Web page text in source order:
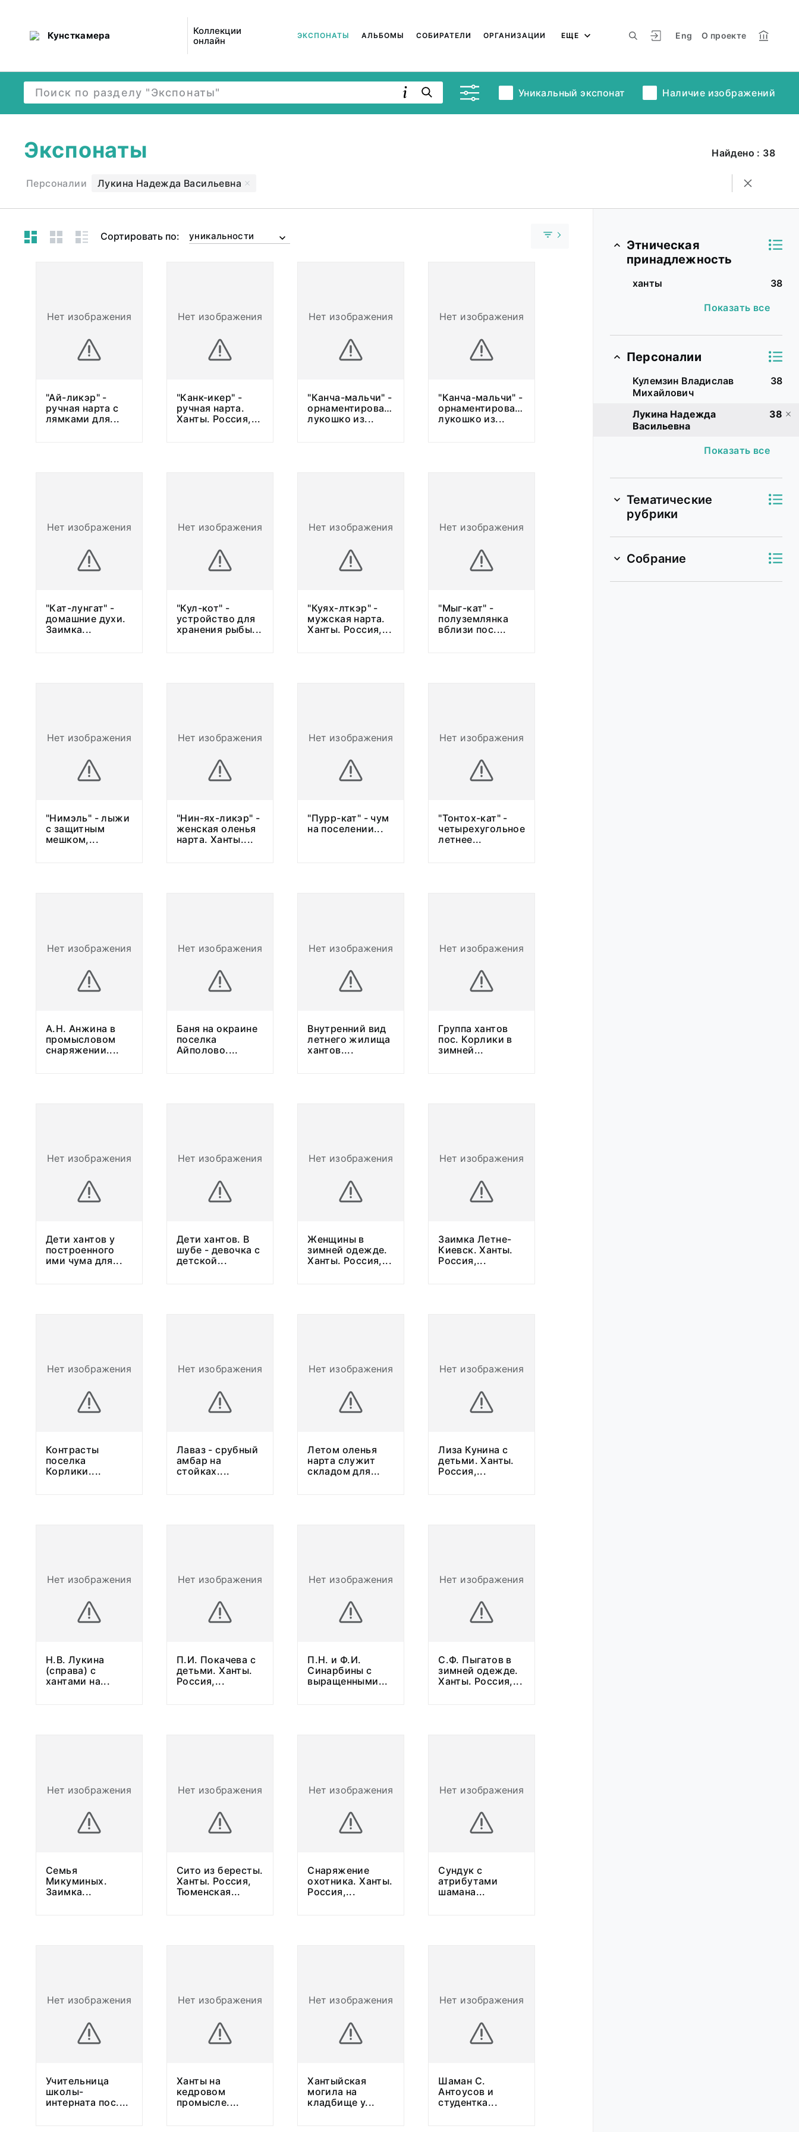
Кунсткамера
Коллекции
онлайн
Eng О проекте
ЭКСПОНАТЫ АЛЬБОМЫ СОБИРАТЕЛИ ОРГАНИЗАЦИИ ЕЩЕ
Уникальный экспонат Наличие изображений
Экспонаты Найдено : 38
Персоналии Лукина Надежда Васильевна
Сортировать по: уникальности
Нет изображения
"Ай-ликэр" -
ручная нарта с
лямками для...
Нет изображения
"Канк-икер" -
ручная нарта.
Ханты. Россия,...
Нет изображения
"Канча-мальчи" -
орнаментированное
лукошко из...
Нет изображения
"Канча-мальчи" -
орнаментированное
лукошко из...
Нет изображения
"Кат-лунгат" -
домашние духи.
Заимка...
Нет изображения
"Кул-кот" -
устройство для
хранения рыбы...
Нет изображения
"Куях-лткэр" -
мужская нарта.
Ханты. Россия,...
Нет изображения
"Мыг-кат" -
полуземлянка
вблизи пос....
Нет изображения
"Нимэль" - лыжи
с защитным
мешком,...
Нет изображения
"Нин-ях-ликэр" -
женская оленья
нарта. Ханты....
Нет изображения
"Пурр-кат" - чум
на поселении...
Нет изображения
"Тонтох-кат" -
четырехугольное
летнее...
Нет изображения
А.Н. Анжина в
промысловом
снаряжении....
Нет изображения
Баня на окраине
поселка
Айполово....
Нет изображения
Внутренний вид
летнего жилища
хантов....
Нет изображения
Группа хантов
пос. Корлики в
зимней...
Нет изображения
Дети хантов у
построенного
ими чума для...
Нет изображения
Дети хантов. В
шубе - девочка с
детской...
Нет изображения
Женщины в
зимней одежде.
Ханты. Россия,...
Нет изображения
Заимка Летне-
Киевск. Ханты.
Россия,...
Нет изображения
Контрасты
поселка
Корлики....
Нет изображения
Лаваз - срубный
амбар на
стойках....
Нет изображения
Летом оленья
нарта служит
складом для...
Нет изображения
Лиза Кунина с
детьми. Ханты.
Россия,...
Нет изображения
Н.В. Лукина
(справа) с
хантами на...
Нет изображения
П.И. Покачева с
детьми. Ханты.
Россия,...
Нет изображения
П.Н. и Ф.И.
Синарбины с
выращенными...
Нет изображения
С.Ф. Пыгатов в
зимней одежде.
Ханты. Россия,...
Нет изображения
Семья
Микуминых.
Заимка...
Нет изображения
Сито из бересты.
Ханты. Россия,
Тюменская...
Нет изображения
Снаряжение
охотника. Ханты.
Россия,...
Нет изображения
Сундук с
атрибутами
шамана...
Нет изображения
Учительница
школы-
интерната пос....
Нет изображения
Ханты на
кедровом
промысле....
Нет изображения
Хантыйская
могила на
кладбище у...
Нет изображения
Шаман С.
Антоусов и
студентка...
Этническая
принадлежность
ханты 38
Показать все
Персоналии
Кулемзин Владислав
Михайлович
38
Лукина Надежда
Васильевна
38
Показать все
Тематические
рубрики
Собрание